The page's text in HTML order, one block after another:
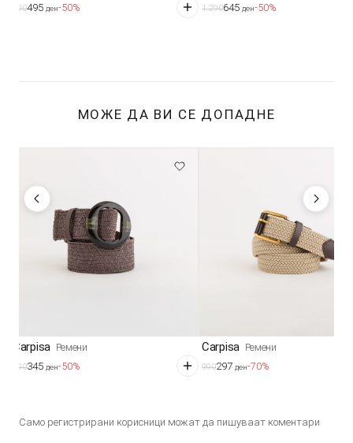
990495 ден-50% 1.290645 ден-50%
МОЖЕ ДА ВИ СЕ ДОПАДНЕ
Carpisa Ремени
690345 ден-50%
Carpisa Ремени
990297 ден-70%
Само регистрирани корисници можат да пишуваат коментари